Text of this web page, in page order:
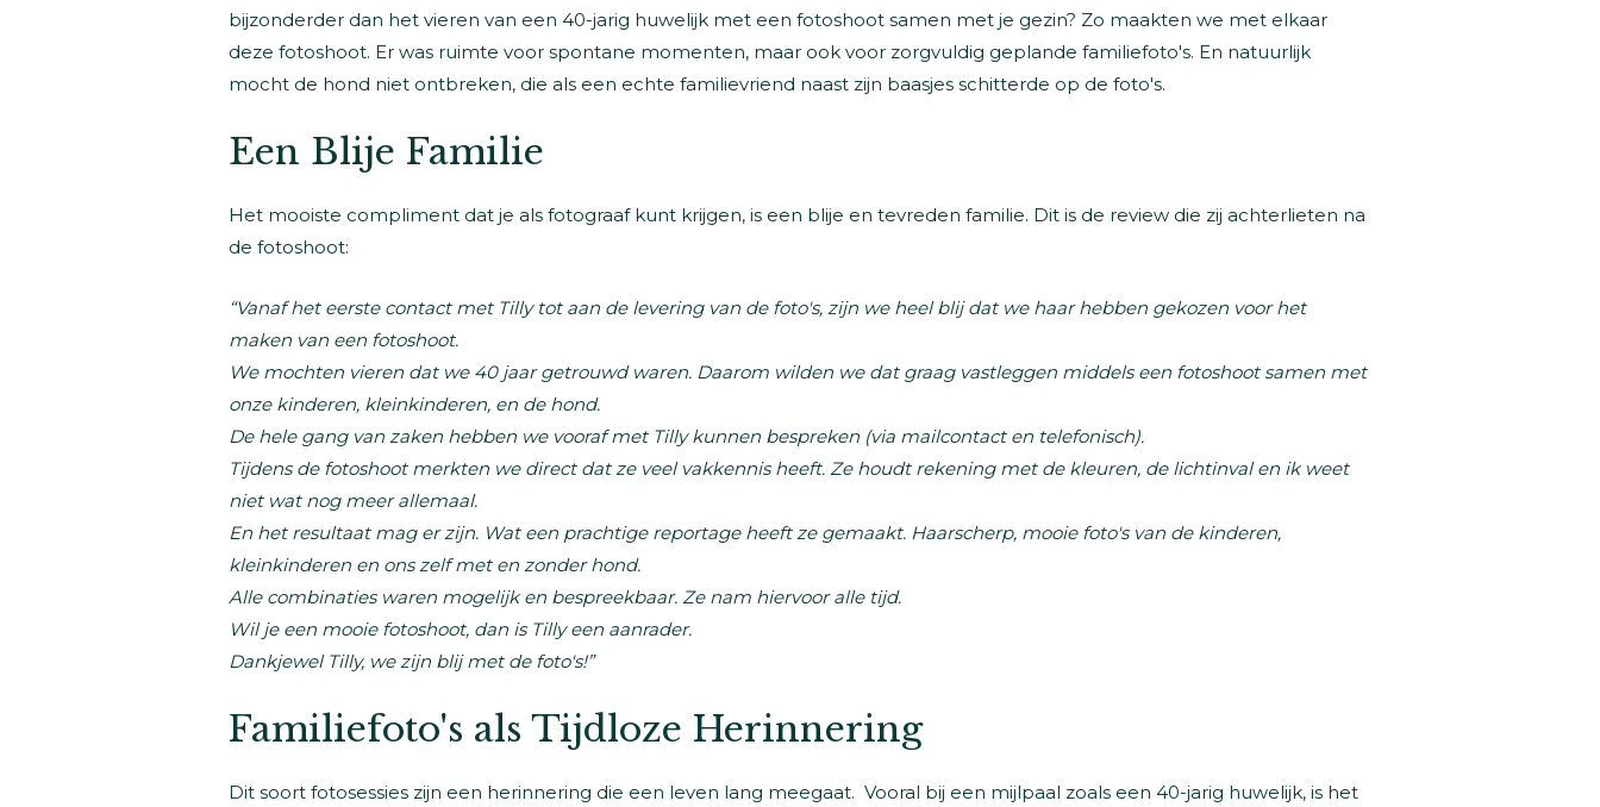
bijzonderder dan het vieren van een 40-jarig huwelijk met een fotoshoot samen met je gezin? Zo maakten we met elkaar
deze fotoshoot. Er was ruimte voor spontane momenten, maar ook voor zorgvuldig geplande familiefoto's. En natuurlijk
mocht de hond niet ontbreken, die als een echte familievriend naast zijn baasjes schitterde op de foto's.
Een Blije Familie
Het mooiste compliment dat je als fotograaf kunt krijgen, is een blije en tevreden familie. Dit is de review die zij achterlieten na
de fotoshoot:
“Vanaf het eerste contact met Tilly tot aan de levering van de foto's, zijn we heel blij dat we haar hebben gekozen voor het
maken van een fotoshoot.
We mochten vieren dat we 40 jaar getrouwd waren. Daarom wilden we dat graag vastleggen middels een fotoshoot samen met
onze kinderen, kleinkinderen, en de hond.
De hele gang van zaken hebben we vooraf met Tilly kunnen bespreken (via mailcontact en telefonisch).
Tijdens de fotoshoot merkten we direct dat ze veel vakkennis heeft. Ze houdt rekening met de kleuren, de lichtinval en ik weet
niet wat nog meer allemaal.
En het resultaat mag er zijn. Wat een prachtige reportage heeft ze gemaakt. Haarscherp, mooie foto's van de kinderen,
kleinkinderen en ons zelf met en zonder hond.
Alle combinaties waren mogelijk en bespreekbaar. Ze nam hiervoor alle tijd.
Wil je een mooie fotoshoot, dan is Tilly een aanrader.
Dankjewel Tilly, we zijn blij met de foto's!”
Familiefoto's als Tijdloze Herinnering
Dit soort fotosessies zijn een herinnering die een leven lang meegaat. Vooral bij een mijlpaal zoals een 40-jarig huwelijk, is het